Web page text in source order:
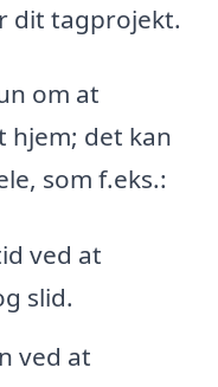
dit tagprojekt.
om at
hjem; det kan
som f.eks.:
ved at
slid.
ved at